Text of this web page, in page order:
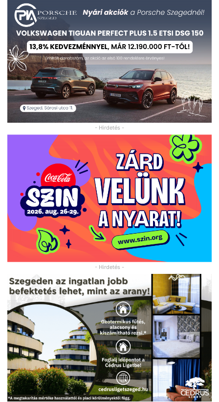
- Hirdetés -
- Hirdetés -